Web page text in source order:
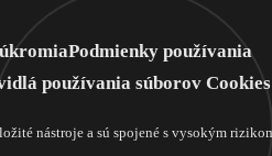
Podmienky používania
používania súborov Cookies
nástroje a sú spojené s vysokým